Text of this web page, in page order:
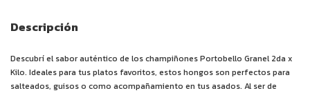
Descripción
Descubrí el sabor auténtico de los champiñones Portobello Granel 2da x
Kilo. Ideales para tus platos favoritos, estos hongos son perfectos para
salteados, guisos o como acompañamiento en tus asados. Al ser de